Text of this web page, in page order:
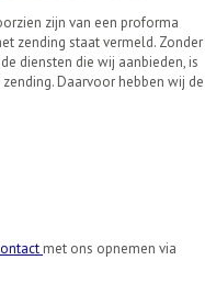
zijn van een proforma
zending staat vermeld. Zonder
diensten die wij aanbieden, is
Daarvoor hebben wij de
met ons opnemen via